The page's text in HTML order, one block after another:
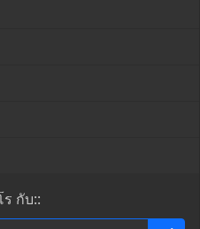
ร กับ::